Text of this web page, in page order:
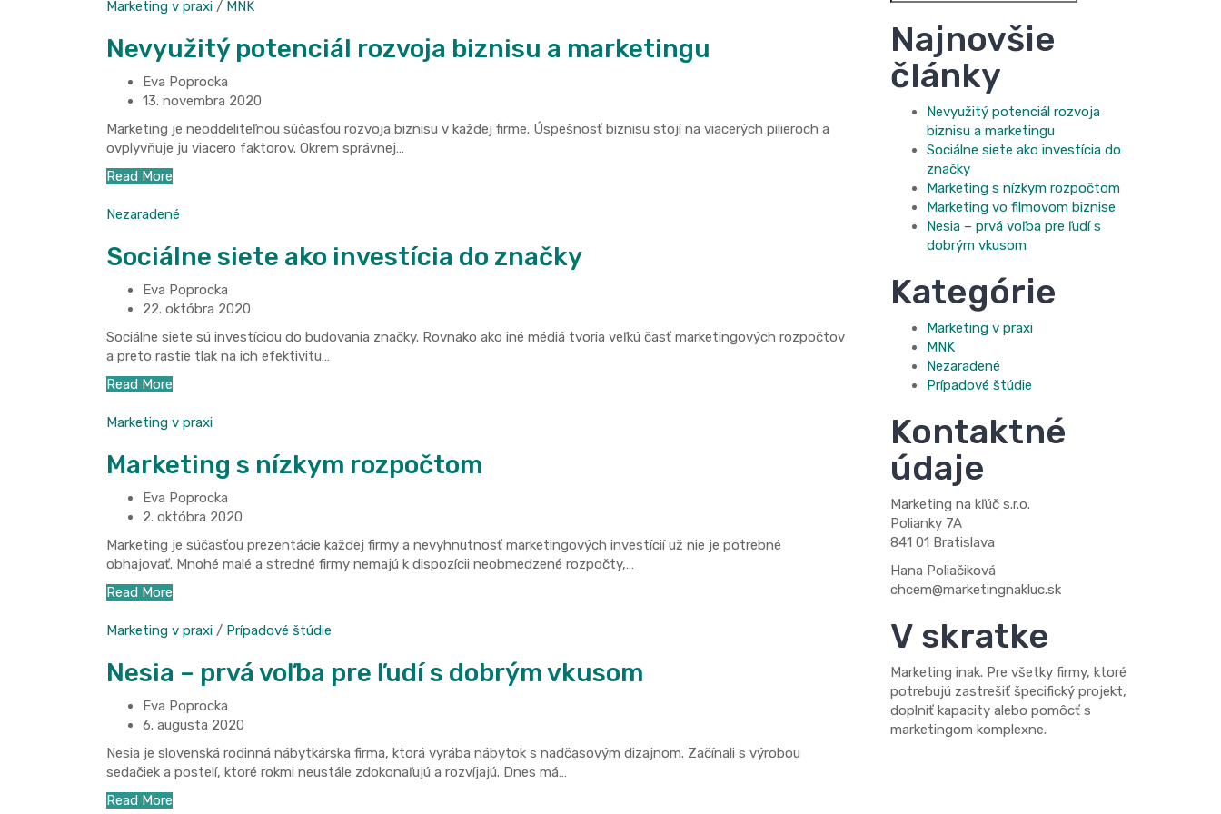
Marketing v praxi / MNK
Nevyužitý potenciál rozvoja biznisu a marketingu
Eva Poprocka
13. novembra 2020
Marketing je neoddeliteľnou súčasťou rozvoja biznisu v každej firme. Úspešnosť biznisu stojí na viacerých pilieroch a
ovplyvňuje ju viacero faktorov. Okrem správnej…
Read More
Nezaradené
Sociálne siete ako investícia do značky
Eva Poprocka
22. októbra 2020
Sociálne siete sú investíciou do budovania značky. Rovnako ako iné médiá tvoria veľkú časť marketingových rozpočtov
a preto rastie tlak na ich efektivitu…
Read More
Marketing v praxi
Marketing s nízkym rozpočtom
Eva Poprocka
2. októbra 2020
Marketing je súčasťou prezentácie každej firmy a nevyhnutnosť marketingových investícií už nie je potrebné
obhajovať. Mnohé malé a stredné firmy nemajú k dispozícii neobmedzené rozpočty,…
Read More
Marketing v praxi / Prípadové štúdie
Nesia – prvá voľba pre ľudí s dobrým vkusom
Eva Poprocka
6. augusta 2020
Nesia je slovenská rodinná nábytkárska firma, ktorá vyrába nábytok s nadčasovým dizajnom. Začínali s výrobou
sedačiek a postelí, ktoré rokmi neustále zdokonaľujú a rozvíjajú. Dnes má…
Read More
for:
Najnovšie
články
Nevyužitý potenciál rozvoja
biznisu a marketingu
Sociálne siete ako investícia do
značky
Marketing s nízkym rozpočtom
Marketing vo filmovom biznise
Nesia – prvá voľba pre ľudí s
dobrým vkusom
Kategórie
Marketing v praxi
MNK
Nezaradené
Prípadové štúdie
Kontaktné
údaje
Marketing na kľúč s.r.o.
Polianky 7A
841 01 Bratislava
Hana Poliačiková
chcem@marketingnakluc.sk
V skratke
Marketing inak. Pre všetky firmy, ktoré
potrebujú zastrešiť špecifický projekt,
doplniť kapacity alebo pomôcť s
marketingom komplexne.